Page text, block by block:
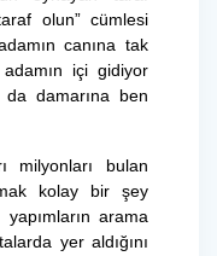
olun” cümlesi
canına tak
adamın içi gidiyor
damarına ben
bulan
kolay bir şey
arama
yer aldığını